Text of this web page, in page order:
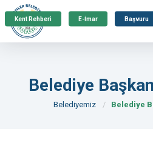
Kent Rehberi E-İmar Başvuru
Belediye
Belediyemiz Belediye